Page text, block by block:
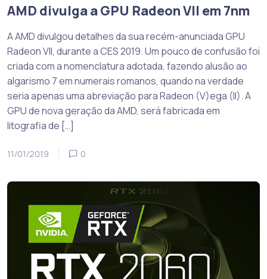
AMD divulga a GPU Radeon VII em 7nm
A AMD divulgou detalhes da sua recém-anunciada GPU
Radeon VII, durante a CES 2019. Um pouco de confusão foi
criada com a nomenclatura adotada, fazendo alusão ao
algarismo 7 em numerais romanos, quando na verdade
seria apenas uma abreviação para Radeon (V)ega (II). A
GPU de nova geração da AMD, será fabricada em
litografia de […]
11/01/2019 0